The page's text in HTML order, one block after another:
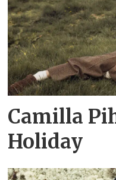
Camilla
Holiday